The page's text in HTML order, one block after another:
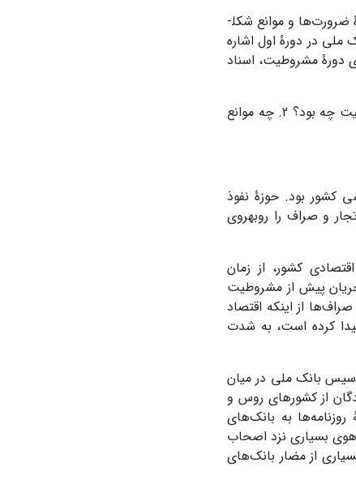
دربارۀ پیشینۀ تحقیق باید اذعان نمود که پژوهش مستقل از منابع و اسناد متقن دربارۀ ضرورت‌ها و موانع شکل­
در دورۀ اول اشاره
دورۀ مشروطیت، اسناد
پرسش­های مقالۀ حاضر عبارتند از: 1. ضرورت‌های شکل­گیری بانک ملی در اوان مشروطیت چه بود؟ 2. چه موانع
کشور بود. حوزۀ نفوذ
و صراف را روبه­روی
کشور، از زمان
پیش از مشروطیت
از اینکه اقتصاد
کرده است، به شدت
بانک ملی در میان
نمایندگان از کشورهای روس و
به بانک‌های
بسیاری نزد اصحاب
از مضار بانک‌های